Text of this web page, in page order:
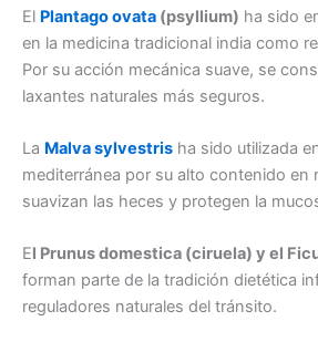
El Plantago ovata (psyllium) ha sido
en la medicina tradicional india como
Por su acción mecánica suave, se
laxantes naturales más seguros.
La Malva sylvestris ha sido utilizada
mediterránea por su alto contenido en
suavizan las heces y protegen la
El Prunus domestica (ciruela) y el
forman parte de la tradición dietética
reguladores naturales del tránsito.